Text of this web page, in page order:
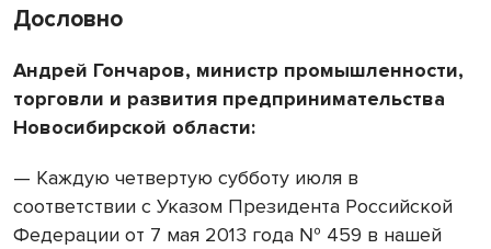
Дословно
Андрей Гончаров, министр промышленности,
торговли и развития предпринимательства
Новосибирской области:
— Каждую четвертую субботу июля в
соответствии с Указом Президента Российской
Федерации от 7 мая 2013 года № 459 в нашей